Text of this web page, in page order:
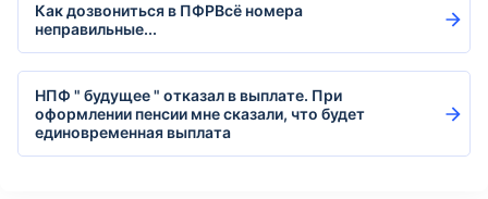
Как дозвониться в ПФРВсё номера
неправильные...
НПФ " будущее " отказал в выплате. При
оформлении пенсии мне сказали, что будет
единовременная выплата